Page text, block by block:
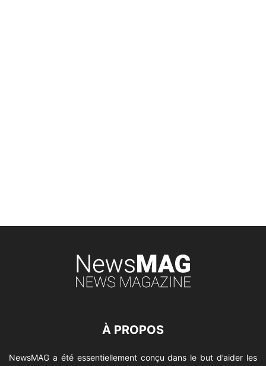
À PROPOS
NewsMAG a été essentiellement conçu dans le but d’aider les